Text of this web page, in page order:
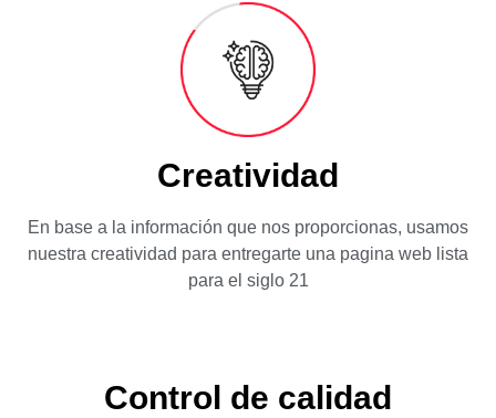
Creatividad
En base a la información que nos proporcionas, usamos
nuestra creatividad para entregarte una pagina web lista
para el siglo 21
Control de calidad